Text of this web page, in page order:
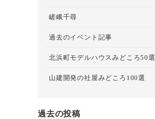
嵯峨千尋
過去のイベント記事
北浜町モデルハウスみどころ50選
山建開発の社屋みどころ100選
過去の投稿